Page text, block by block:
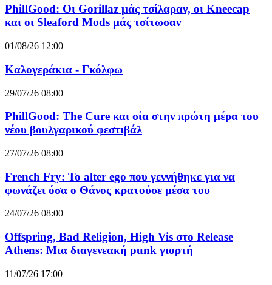
PhillGood: Οι Gorillaz μάς τσίλαραν, οι Kneecap
και οι Sleaford Mods μάς τσίτωσαν
01/08/26 12:00
Καλογεράκια - Γκόλφω
29/07/26 08:00
PhillGood: The Cure και σία στην πρώτη μέρα του
νέου βουλγαρικού φεστιβάλ
27/07/26 08:00
French Fry: Το alter ego που γεννήθηκε για να
φωνάζει όσα ο Θάνος κρατούσε μέσα του
24/07/26 08:00
Offspring, Bad Religion, High Vis στο Release
Athens: Μια διαγενεακή punk γιορτή
11/07/26 17:00